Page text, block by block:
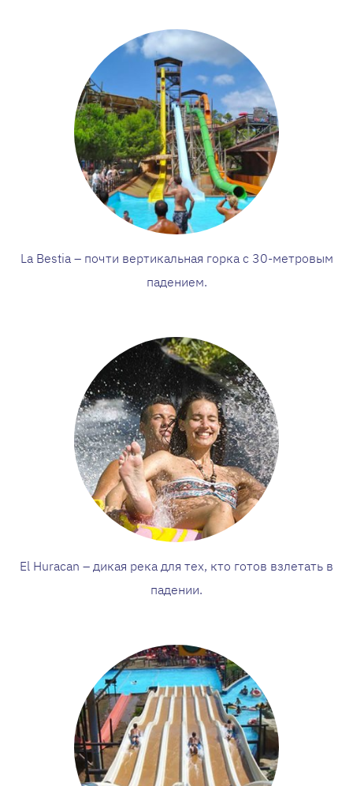
La Bestia – почти вертикальная горка с 30-метровым
падением.
El Huracan – дикая река для тех, кто готов взлетать в
падении.